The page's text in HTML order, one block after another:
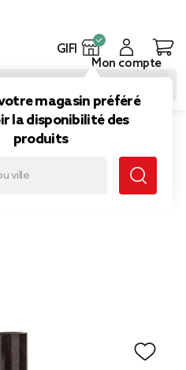
GIFI
magasin préféré
la disponibilité des
produits
Mon compte
violet